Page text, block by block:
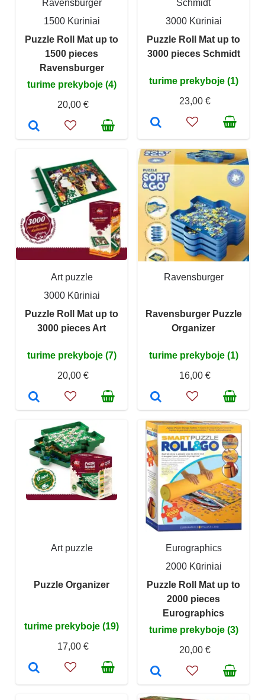
Ravensburger
1500 Kūriniai
Puzzle Roll Mat up to
1500 pieces
Ravensburger
turime prekyboje (4)
20,00 €
Schmidt
3000 Kūriniai
Puzzle Roll Mat up to
3000 pieces Schmidt
turime prekyboje (1)
23,00 €
Art puzzle
3000 Kūriniai
Puzzle Roll Mat up to
3000 pieces Art
turime prekyboje (7)
20,00 €
Ravensburger
Ravensburger Puzzle
Organizer
turime prekyboje (1)
16,00 €
Art puzzle
Puzzle Organizer
turime prekyboje (19)
17,00 €
Eurographics
2000 Kūriniai
Puzzle Roll Mat up to
2000 pieces
Eurographics
turime prekyboje (3)
20,00 €